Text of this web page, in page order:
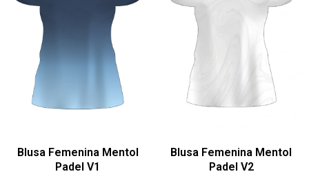
Blusa Femenina Mentol
Padel V1
Blusa Femenina Mentol
Padel V2